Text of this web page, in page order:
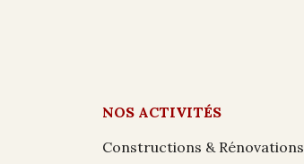
NOS ACTIVITÉS
Constructions & Rénovations